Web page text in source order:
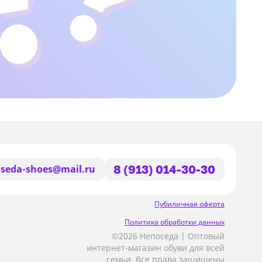
shoes@mail.ru 8 (913) 014-30-30
Пубиличная оферта
Политика обработки данных
©2026 Непоседа | Оптовый
интернет-магазин обуви для всей
семьи, Все права защищены